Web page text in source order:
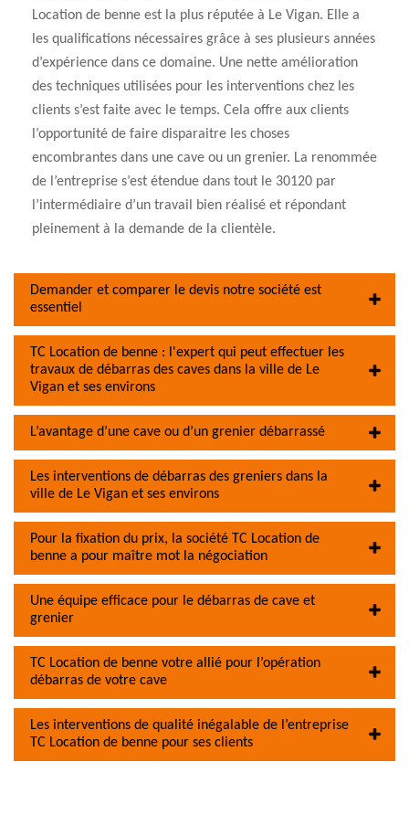
Location de benne est la plus réputée à Le Vigan. Elle a
les qualifications nécessaires grâce à ses plusieurs années
d’expérience dans ce domaine. Une nette amélioration
des techniques utilisées pour les interventions chez les
clients s’est faite avec le temps. Cela offre aux clients
l’opportunité de faire disparaitre les choses
encombrantes dans une cave ou un grenier. La renommée
de l’entreprise s’est étendue dans tout le 30120 par
l’intermédiaire d’un travail bien réalisé et répondant
pleinement à la demande de la clientèle.
Demander et comparer le devis notre société est
essentiel
TC Location de benne : l'expert qui peut effectuer les
travaux de débarras des caves dans la ville de Le
Vigan et ses environs
L’avantage d’une cave ou d’un grenier débarrassé
Les interventions de débarras des greniers dans la
ville de Le Vigan et ses environs
Pour la fixation du prix, la société TC Location de
benne a pour maître mot la négociation
Une équipe efficace pour le débarras de cave et
grenier
TC Location de benne votre allié pour l’opération
débarras de votre cave
Les interventions de qualité inégalable de l’entreprise
TC Location de benne pour ses clients